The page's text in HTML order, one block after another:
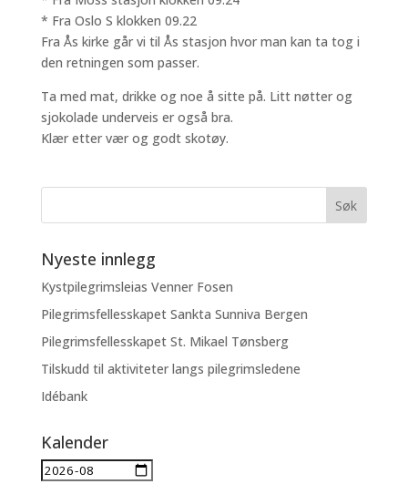
* Fra Oslo S klokken 09.22
Fra Ås kirke går vi til Ås stasjon hvor man kan ta tog i
den retningen som passer.
Ta med mat, drikke og noe å sitte på. Litt nøtter og
sjokolade underveis er også bra.
Klær etter vær og godt skotøy.
Nyeste innlegg
Kystpilegrimsleias Venner Fosen
Pilegrimsfellesskapet Sankta Sunniva Bergen
Pilegrimsfellesskapet St. Mikael Tønsberg
Tilskudd til aktiviteter langs pilegrimsledene
Idébank
Kalender